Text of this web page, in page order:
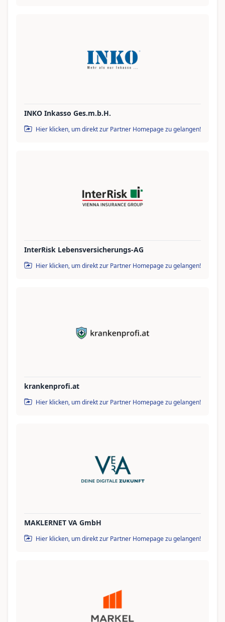
INKO Inkasso Ges.m.b.H.
Hier klicken, um direkt zur Partner Homepage zu gelangen!
InterRisk Lebensversicherungs-AG
Hier klicken, um direkt zur Partner Homepage zu gelangen!
krankenprofi.at
Hier klicken, um direkt zur Partner Homepage zu gelangen!
MAKLERNET VA GmbH
Hier klicken, um direkt zur Partner Homepage zu gelangen!